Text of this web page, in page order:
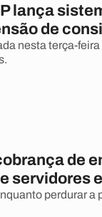
lança
de
nesta terça-
de
servidores
perdurar a